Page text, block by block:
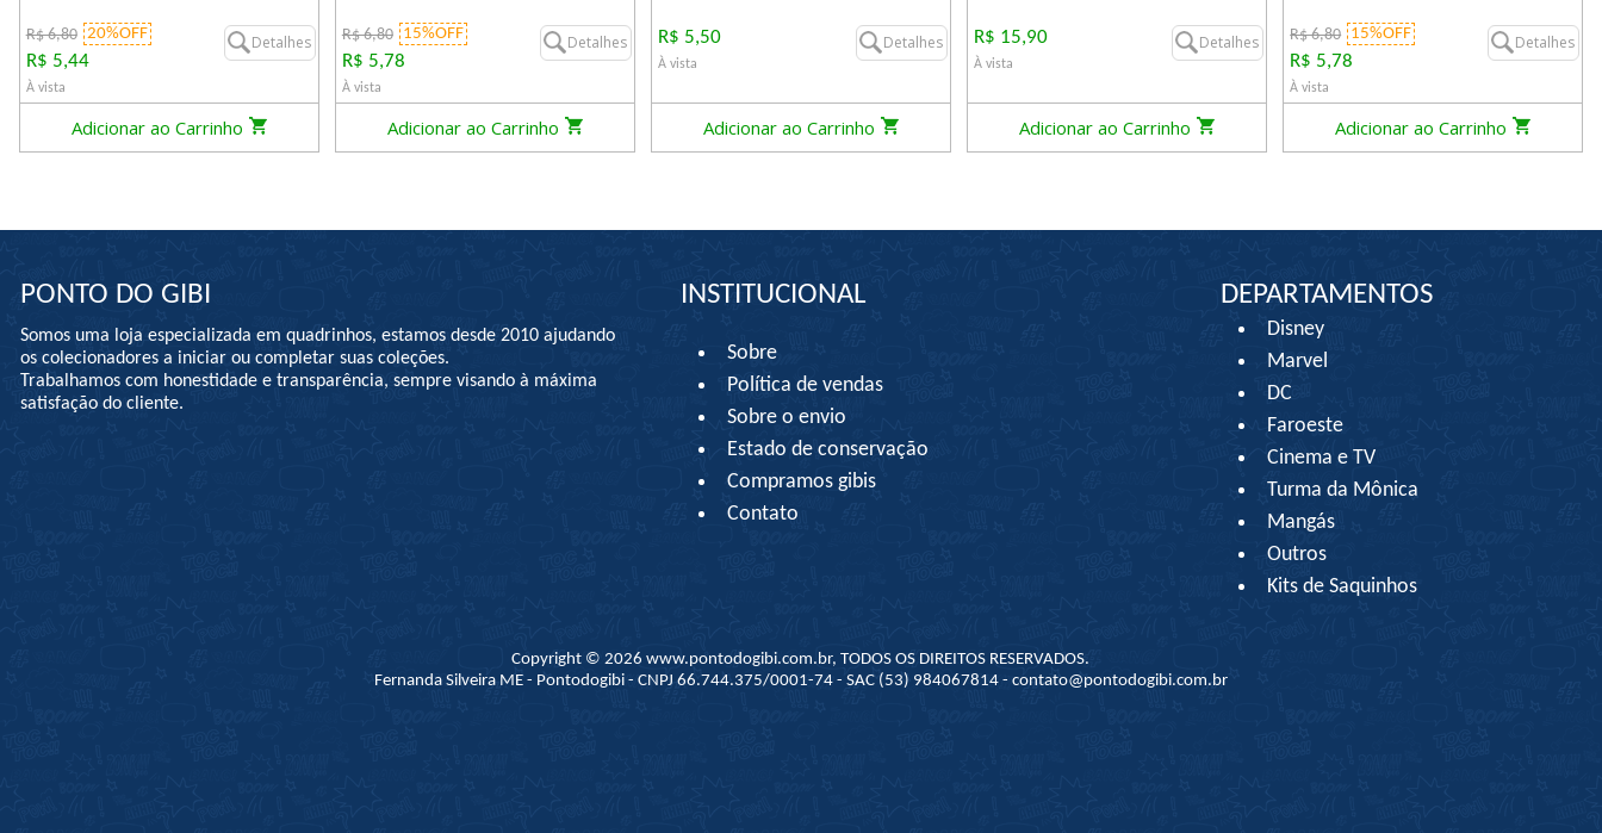
R$ 6,80 20%OFF
R$ 5,44
À vista
Detalhes
Adicionar ao Carrinho
R$ 6,80 15%OFF
R$ 5,78
À vista
Detalhes
Adicionar ao Carrinho
R$ 5,50
À vista
Detalhes
Adicionar ao Carrinho
R$ 15,90
À vista
Detalhes
Adicionar ao Carrinho
R$ 6,80 15%OFF
R$ 5,78
À vista
Detalhes
Adicionar ao Carrinho
PONTO DO GIBI
Somos uma loja especializada em quadrinhos, estamos desde 2010 ajudando
os colecionadores a iniciar ou completar suas coleções.
Trabalhamos com honestidade e transparência, sempre visando à máxima
satisfação do cliente.
INSTITUCIONAL
Sobre
Política de vendas
Sobre o envio
Estado de conservação
Compramos gibis
Contato
DEPARTAMENTOS
Disney
Marvel
DC
Faroeste
Cinema e TV
Turma da Mônica
Mangás
Outros
Kits de Saquinhos
Copyright © 2026 www.pontodogibi.com.br, TODOS OS DIREITOS RESERVADOS.
Fernanda Silveira ME - Pontodogibi - CNPJ 66.744.375/0001-74 - SAC (53) 984067814 - contato@pontodogibi.com.br